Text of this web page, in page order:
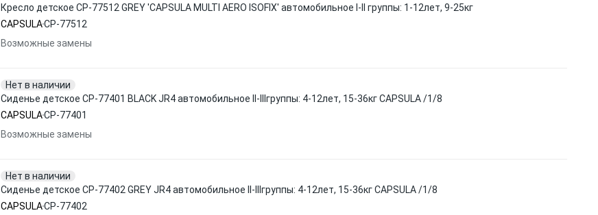
Кресло детское CP-77512 GREY 'CAPSULA MULTI AERO ISOFIX' автомобильное I-II группы: 1-12лет, 9-25кг
CAPSULACP-77512
Возможные замены
Нет в наличии
Сиденье детское CP-77401 BLACK JR4 автомобильное II-IIIгруппы: 4-12лет, 15-36кг CAPSULA /1/8
CAPSULACP-77401
Возможные замены
Нет в наличии
Сиденье детское CP-77402 GREY JR4 автомобильное II-IIIгруппы: 4-12лет, 15-36кг CAPSULA /1/8
CAPSULACP-77402